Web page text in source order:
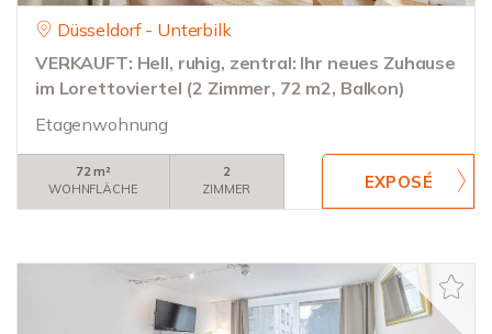
Düsseldorf - Unterbilk
VERKAUFT: Hell, ruhig, zentral: Ihr neues Zuhause
im Lorettoviertel (2 Zimmer, 72 m2, Balkon)
Etagenwohnung
72 m²
WOHNFLÄCHE
2
ZIMMER